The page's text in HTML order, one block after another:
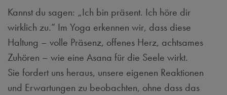
Kannst du sagen: „Ich bin präsent. Ich höre dir
wirklich zu.“ Im Yoga erkennen wir, dass diese
Haltung – volle Präsenz, offenes Herz, achtsames
Zuhören – wie eine Asana für die Seele wirkt.
Sie fordert uns heraus, unsere eigenen Reaktionen
und Erwartungen zu beobachten, ohne dass das